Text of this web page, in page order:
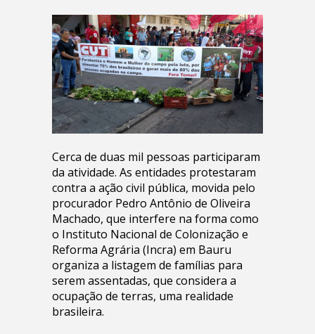
Cerca de duas mil pessoas participaram
da atividade. As entidades protestaram
contra a ação civil pública, movida pelo
procurador Pedro Antônio de Oliveira
Machado, que interfere na forma como
o Instituto Nacional de Colonização e
Reforma Agrária (Incra) em Bauru
organiza a listagem de famílias para
serem assentadas, que considera a
ocupação de terras, uma realidade
brasileira.